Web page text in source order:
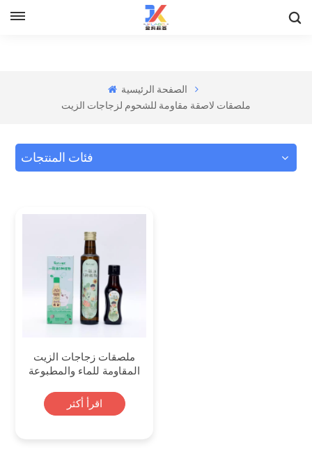
الصفحة الرئيسية
ملصقات لاصقة مقاومة للشحوم لزجاجات الزيت
فئات المنتجات
ملصقات زجاجات الزيت
المقاومة للماء والمطبوعة
اقرأ أكثر